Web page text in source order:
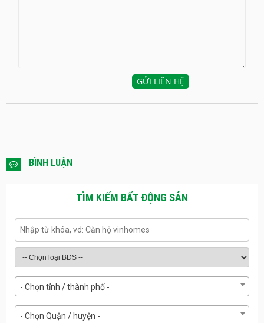
BÌNH LUẬN
TÌM KIẾM BẤT ĐỘNG SẢN
- Chọn tỉnh / thành phố -
- Chọn Quận / huyện -